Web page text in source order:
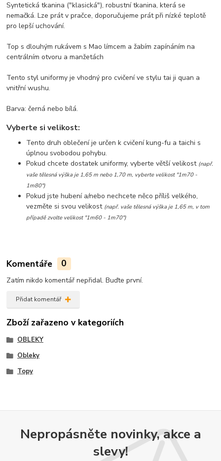
Syntetická tkanina ("klasická"), robustní tkanina, která se
nemačká. Lze prát v pračce, doporučujeme prát při nízké teplotě
pro lepší uchování.
Top s dlouhým rukávem s Mao límcem a žabím zapínáním na
centrálním otvoru a manžetách
Tento styl uniformy je vhodný pro cvičení ve stylu tai ji quan a
vnitřní wushu.
Barva: černá nebo bílá.
Vyberte si velikost:
Tento druh oblečení je určen k cvičení kung-fu a taichi s
úplnou svobodou pohybu.
Pokud chcete dostatek uniformy, vyberte větší velikost (např.
vaše tělesná výška je 1,65 m nebo 1,70 m, vyberte velikost "1m70 -
1m80")
Pokud jste hubení a/nebo nechcete něco příliš velkého,
vezměte si svou velikost (např. vaše tělesná výška je 1,65 m, v tom
případě zvolte velikost "1m60 - 1m70")
Komentáře 0
Zatím nikdo komentář nepřidal. Buďte první.
Přidat komentář
Zboží zařazeno v kategoriích
OBLEKY
Obleky
Topy
Nepropásněte novinky, akce a
slevy!